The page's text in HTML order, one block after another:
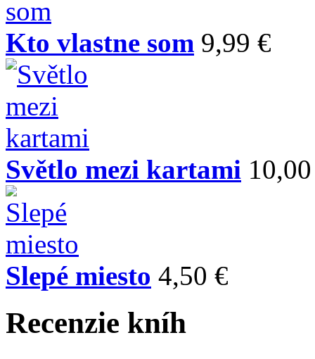
Kto vlastne som 9,99 €
Světlo mezi kartami
Slepé miesto 4,50 €
Recenzie kníh